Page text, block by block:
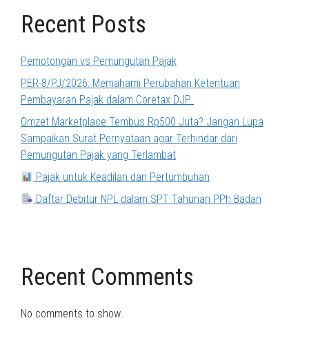
Recent Posts
Pemotongan vs Pemungutan Pajak
PER-8/PJ/2026: Memahami Perubahan Ketentuan
Pembayaran Pajak dalam Coretax DJP
Omzet Marketplace Tembus Rp500 Juta? Jangan Lupa
Sampaikan Surat Pernyataan agar Terhindar dari
Pemungutan Pajak yang Terlambat
Pajak untuk Keadilan dan Pertumbuhan
Daftar Debitur NPL dalam SPT Tahunan PPh Badan
Recent Comments
No comments to show.